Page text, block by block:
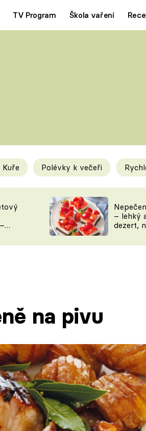
TV Program Škola vaření
Tipy a triky
KAM ZA JÍDLEM
VYCHYTÁVKY
Kuře Polévky k večeři
– lehký
dezert,
na pivu